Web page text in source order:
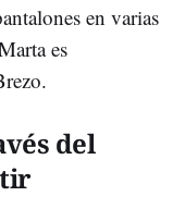
en varias
es
del